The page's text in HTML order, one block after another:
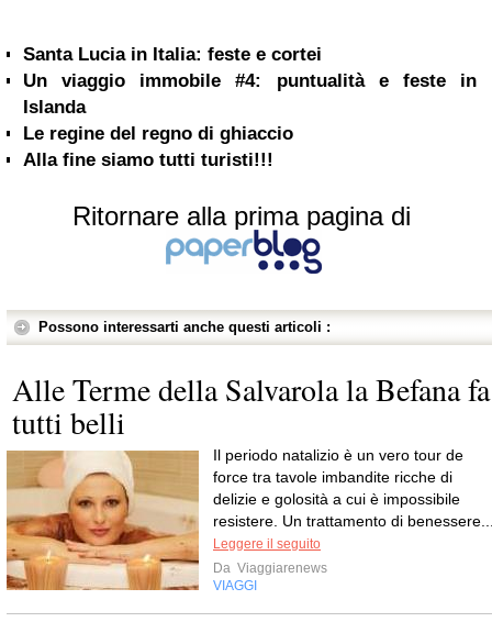
Santa Lucia in Italia: feste e cortei
Un viaggio immobile #4: puntualità e feste in
Islanda
Le regine del regno di ghiaccio
Alla fine siamo tutti turisti!!!
Ritornare alla prima pagina di
Possono interessarti anche questi articoli :
Alle Terme della Salvarola la Befana fa
tutti belli
Il periodo natalizio è un vero tour de
force tra tavole imbandite ricche di
delizie e golosità a cui è impossibile
resistere. Un trattamento di
Leggere il seguito
Da Viaggiarenews
VIAGGI